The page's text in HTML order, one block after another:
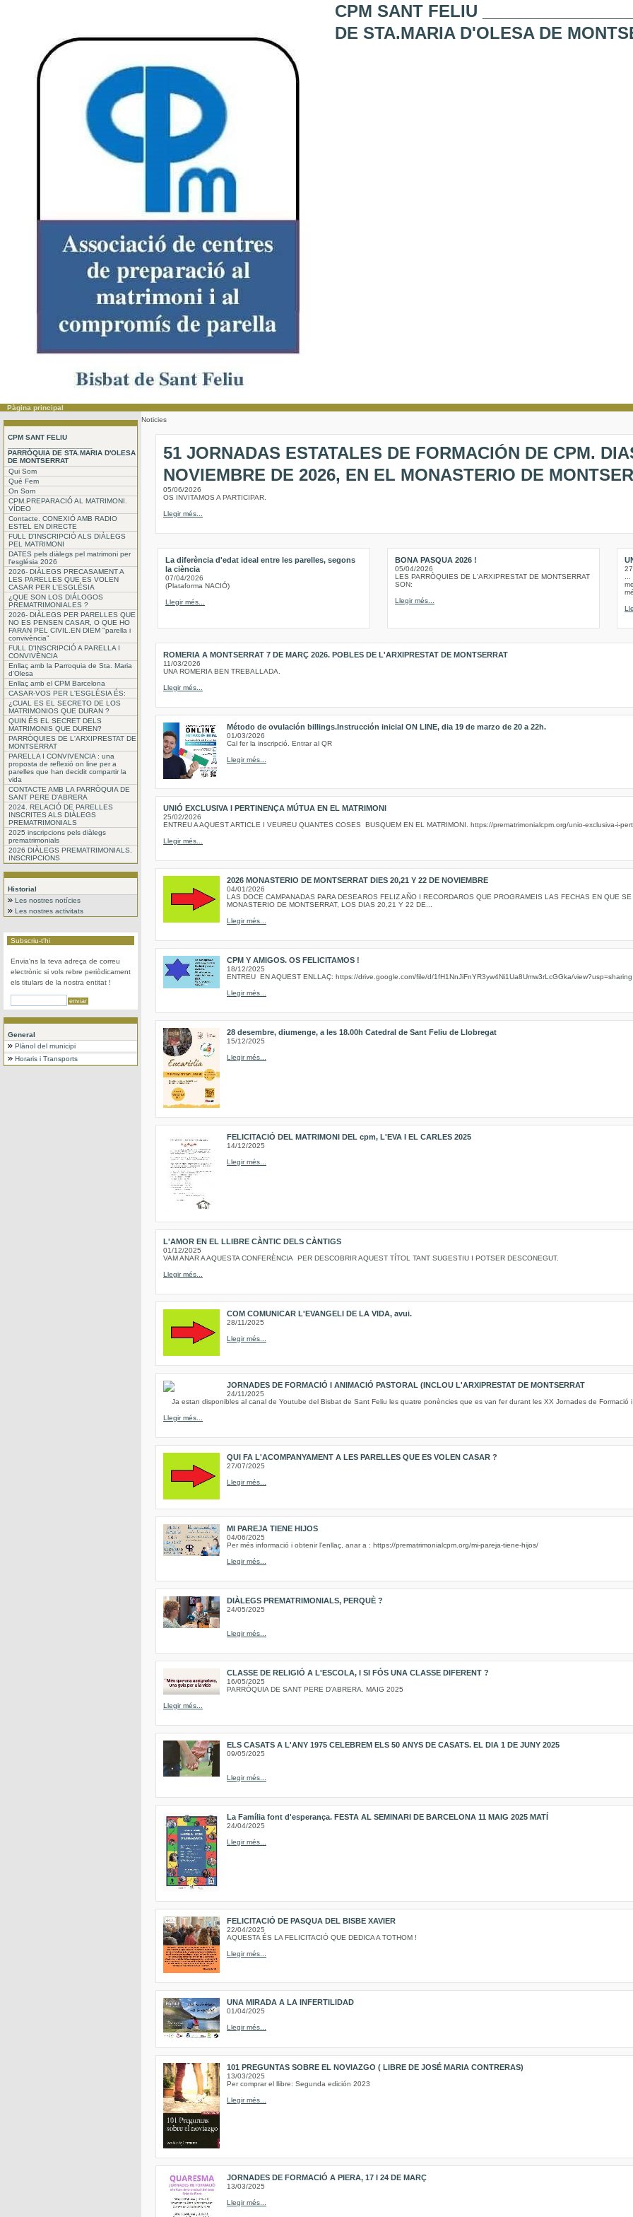
CPM SANT FELIU
DE STA.MARIA D'OLESA DE
Pàgina principal
CPM SANT FELIU
PARRÒQUIA DE STA.MARIA D'OLESA
DE MONTSERRAT
Qui Som
Què Fem
On Som
CPM.PREPARACIÓ AL MATRIMONI.
VÍDEO
Contacte. CONEXIÓ AMB RADIO
ESTEL EN DIRECTE
FULL D'INSCRIPCIÓ ALS DIÀLEGS
PEL MATRIMONI
DATES pels diàlegs pel matrimoni per
l'església 2026
2026- DIÀLEGS PRECASAMENT A
LES PARELLES QUE ES VOLEN
CASAR PER L'ESGLÉSIA
¿QUE SON LOS DIÁLOGOS
PREMATRIMONIALES ?
2026- DIÀLEGS PER PARELLES QUE
NO ES PENSEN CASAR, O QUE HO
FARAN PEL CIVIL.EN DIEM "parella i
convivència"
FULL D'INSCRIPCIÓ A PARELLA I
CONVIVÈNCIA
Enllaç amb la Parroquia de Sta. Maria
d'Olesa
Enllaç amb el CPM Barcelona
CASAR-VOS PER L'ESGLÉSIA ÉS:
¿CUAL ES EL SECRETO DE LOS
MATRIMONIOS QUE DURAN ?
QUIN ÉS EL SECRET DELS
MATRIMONIS QUE DUREN?
PARRÒQUIES DE L'ARXIPRESTAT DE
MONTSERRAT
PARELLA I CONVIVENCIA : una
proposta de reflexió on line per a
parelles que han decidit compartir la
vida
CONTACTE AMB LA PARRÒQUIA DE
SANT PERE D'ABRERA
2024. RELACIÓ DE PARELLES
INSCRITES ALS DIÀLEGS
PREMATRIMONIALS
2025 inscripcions pels diàlegs
prematrimonials
2026 DIÀLEGS PREMATRIMONIALS.
INSCRIPCIONS
Historial
Les nostres notícies
Les nostres activitats
Subscriu-t'hi
Envia'ns la teva adreça de correu
electrònic si vols rebre periòdicament
els titulars de la nostra entitat !
General
Plànol del municipi
Horaris i Transports
Noticies
51 JORNADAS ESTATALES DE FORMACIÓN DE CPM.
NOVIEMBRE DE 2026, EN EL MONASTERIO DE
05/06/2026
OS INVITAMOS A PARTICIPAR.
Llegir més...
La diferència d'edat ideal entre les parelles, segons
la ciència
07/04/2026
(Plataforma NACIÓ)
Llegir més...
BONA PASQUA 2026 !
05/04/2026
LES PARRÒQUIES DE L'ARXIPRESTAT DE MONTSERRAT
SON:
Llegir més...
ROMERIA A MONTSERRAT 7 DE MARÇ 2026. POBLES DE L'ARXIPRESTAT DE MONTSERRAT
11/03/2026
UNA ROMERIA BEN TREBALLADA.
Llegir més...
Método de ovulación billings.Instrucción inicial ON LINE, dia 19 de marzo de 20 a 22h.
01/03/2026
Cal fer la inscripció. Entrar al QR
Llegir més...
UNIÓ EXCLUSIVA I PERTINENÇA MÚTUA EN EL MATRIMONI
25/02/2026
ENTREU A AQUEST ARTICLE I VEUREU QUANTES COSES BUSQUEM EN EL MATRIMONI. https://prematrimonialcpm.org/unio-exclusiva-i-
Llegir més...
2026 MONASTERIO DE MONTSERRAT DIES 20,21 Y 22 DE NOVIEMBRE
04/01/2026
LAS DOCE CAMPANADAS PARA DESEAROS FELIZ AÑO I RECORDAROS QUE PROGRAMEIS LAS FECHAS EN QUE
MONASTERIO DE MONTSERRAT, LOS DIAS 20,21 Y 22 DE...
Llegir més...
CPM Y AMIGOS. OS FELICITAMOS !
18/12/2025
ENTREU EN AQUEST ENLLAÇ: https://drive.google.com/file/d/1fH1NnJiFnYR3yw4Ni1Ua8Umw3rLcGGka/
Llegir més...
28 desembre, diumenge, a les 18.00h Catedral de Sant Feliu de Llobregat
15/12/2025
Llegir més...
FELICITACIÓ DEL MATRIMONI DEL cpm, L'EVA I EL CARLES 2025
14/12/2025
Llegir més...
L'AMOR EN EL LLIBRE CÀNTIC DELS CÀNTIGS
01/12/2025
VAM ANAR A AQUESTA CONFERÈNCIA PER DESCOBRIR AQUEST TÍTOL TANT SUGESTIU I POTSER DESCONEGUT.
Llegir més...
COM COMUNICAR L'EVANGELI DE LA VIDA, avui.
28/11/2025
Llegir més...
JORNADES DE FORMACIÓ I ANIMACIÓ PASTORAL (INCLOU L'ARXIPRESTAT DE MONTSERRAT
24/11/2025
Ja estan disponibles al canal de Youtube del Bisbat de Sant Feliu les quatre ponències que es van fer durant les XX Jornades de Formació i
Llegir més...
QUI FA L'ACOMPANYAMENT A LES PARELLES QUE ES VOLEN CASAR ?
27/07/2025
Llegir més...
MI PAREJA TIENE HIJOS
04/06/2025
Per més informació i obtenir l'enllaç, anar a : https://prematrimonialcpm.org/mi-pareja-tiene-hijos/
Llegir més...
DIÀLEGS PREMATRIMONIALS, PERQUÈ ?
24/05/2025
Llegir més...
CLASSE DE RELIGIÓ A L'ESCOLA, I SI FÓS UNA CLASSE DIFERENT ?
16/05/2025
PARRÒQUIA DE SANT PERE D'ABRERA. MAIG 2025
Llegir més...
ELS CASATS A L'ANY 1975 CELEBREM ELS 50 ANYS DE CASATS. EL DIA 1 DE JUNY 2025
09/05/2025
Llegir més...
La Família font d'esperança. FESTA AL SEMINARI DE BARCELONA 11 MAIG 2025 MATÍ
24/04/2025
Llegir més...
FELICITACIÓ DE PASQUA DEL BISBE XAVIER
22/04/2025
AQUESTA ÉS LA FELICITACIÓ QUE DEDICA A TOTHOM !
Llegir més...
UNA MIRADA A LA INFERTILIDAD
01/04/2025
Llegir més...
101 PREGUNTAS SOBRE EL NOVIAZGO ( LIBRE DE JOSÉ MARIA CONTRERAS)
13/03/2025
Per comprar el llibre: Segunda edición 2023
Llegir més...
JORNADES DE FORMACIÓ A PIERA, 17 I 24 DE MARÇ
13/03/2025
Llegir més...